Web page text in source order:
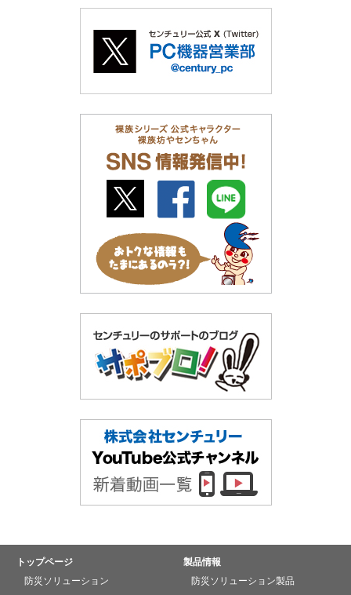
トップページ
防災ソリューション
製品情報
防災ソリューション製品